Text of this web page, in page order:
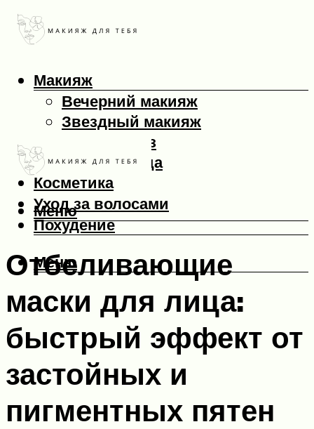
Макияж
Вечерний макияж
Звездный макияж
Макияж глаз
Макияж лица
Косметика
Уход за волосами
Похудение
Меню
Меню
Отбеливающие
маски для лица:
быстрый эффект от
застойных и
пигментных пятен